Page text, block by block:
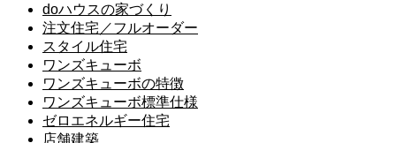
doハウスの家づくり
注文住宅／フルオーダー
スタイル住宅
ワンズキューボ
ワンズキューボの特徴
ワンズキューボ標準仕様
ゼロエネルギー住宅
店舗建築